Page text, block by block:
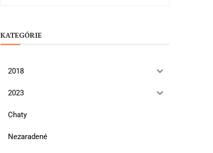
KATEGÓRIE
2018
2023
Chaty
Nezaradené